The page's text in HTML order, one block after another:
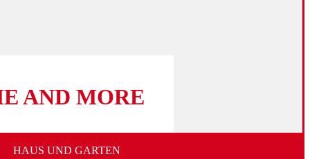
AND MORE
HAUS UND GARTEN